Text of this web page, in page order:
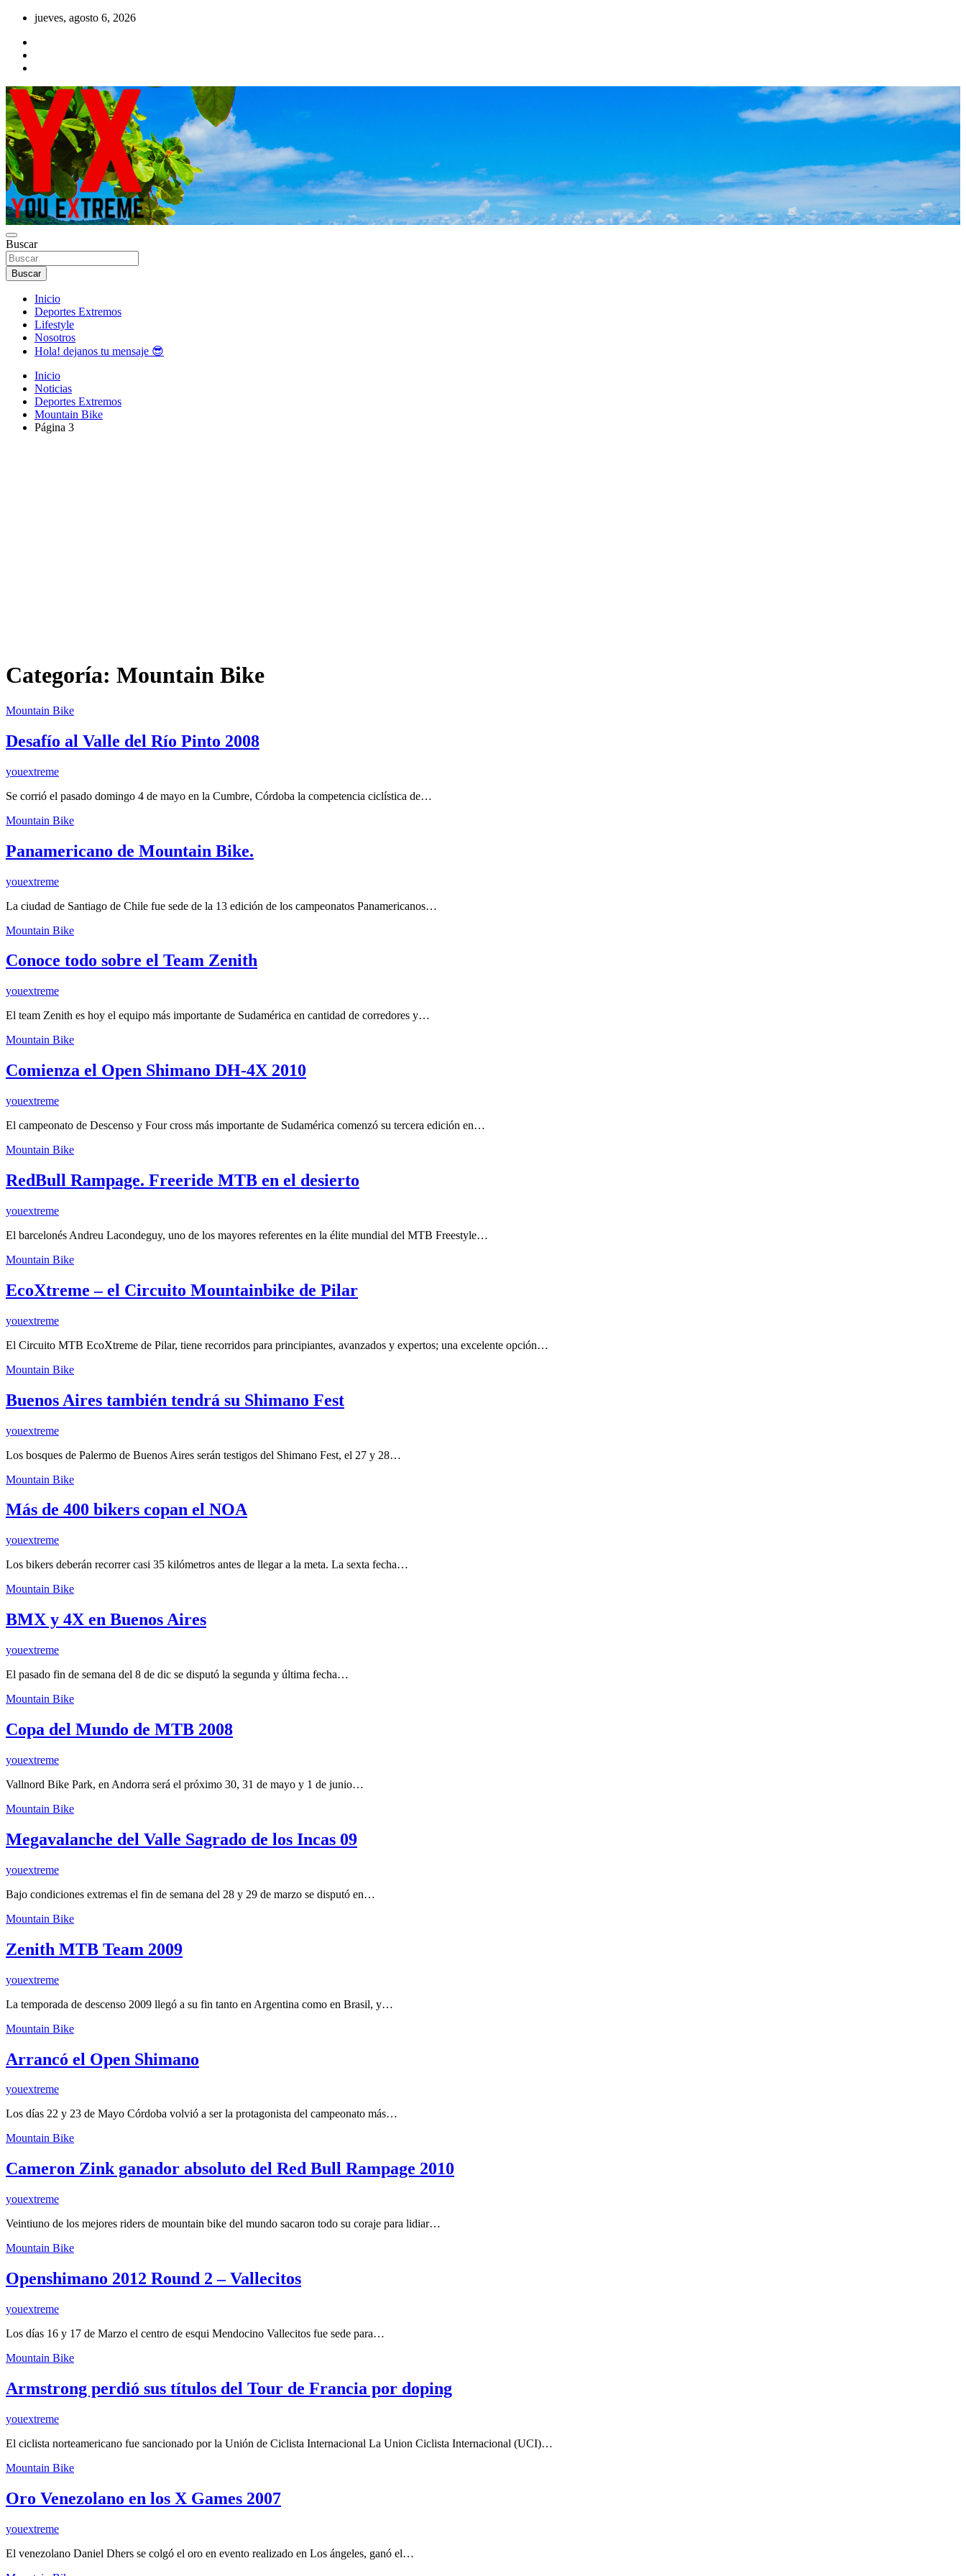
Saltar
contenido
jueves, agosto 6, 2026
YOU EXTREME
YX Deportes Extremos Lifestyle
Buscar
Buscar
Inicio
Deportes Extremos
Lifestyle
Nosotros
Hola! dejanos tu mensaje 😎
Inicio
Noticias
Deportes Extremos
Mountain Bike
Página 3
Categoría: Mountain Bike
Mountain Bike
Desafío al Valle del Río Pinto 2008
youextreme
Se corrió el pasado domingo 4 de mayo en la Cumbre, Córdoba la competencia ciclística de…
Mountain Bike
Panamericano de Mountain Bike.
youextreme
La ciudad de Santiago de Chile fue sede de la 13 edición de los campeonatos Panamericanos…
Mountain Bike
Conoce todo sobre el Team Zenith
youextreme
El team Zenith es hoy el equipo más importante de Sudamérica en cantidad de corredores y…
Mountain Bike
Comienza el Open Shimano DH-4X 2010
youextreme
El campeonato de Descenso y Four cross más importante de Sudamérica comenzó su tercera edición en…
Mountain Bike
RedBull Rampage. Freeride MTB en el desierto
youextreme
El barcelonés Andreu Lacondeguy, uno de los mayores referentes en la élite mundial del MTB Freestyle…
Mountain Bike
EcoXtreme – el Circuito Mountainbike de Pilar
youextreme
El Circuito MTB EcoXtreme de Pilar, tiene recorridos para principiantes, avanzados y expertos; una excelente opción…
Mountain Bike
Buenos Aires también tendrá su Shimano Fest
youextreme
Los bosques de Palermo de Buenos Aires serán testigos del Shimano Fest, el 27 y 28…
Mountain Bike
Más de 400 bikers copan el NOA
youextreme
Los bikers deberán recorrer casi 35 kilómetros antes de llegar a la meta. La sexta fecha…
Mountain Bike
BMX y 4X en Buenos Aires
youextreme
El pasado fin de semana del 8 de dic se disputó la segunda y última fecha…
Mountain Bike
Copa del Mundo de MTB 2008
youextreme
Vallnord Bike Park, en Andorra será el próximo 30, 31 de mayo y 1 de junio…
Mountain Bike
Megavalanche del Valle Sagrado de los Incas 09
youextreme
Bajo condiciones extremas el fin de semana del 28 y 29 de marzo se disputó en…
Mountain Bike
Zenith MTB Team 2009
youextreme
La temporada de descenso 2009 llegó a su fin tanto en Argentina como en Brasil, y…
Mountain Bike
Arrancó el Open Shimano
youextreme
Los días 22 y 23 de Mayo Córdoba volvió a ser la protagonista del campeonato más…
Mountain Bike
Cameron Zink ganador absoluto del Red Bull Rampage 2010
youextreme
Veintiuno de los mejores riders de mountain bike del mundo sacaron todo su coraje para lidiar…
Mountain Bike
Openshimano 2012 Round 2 – Vallecitos
youextreme
Los días 16 y 17 de Marzo el centro de esqui Mendocino Vallecitos fue sede para…
Mountain Bike
Armstrong perdió sus títulos del Tour de Francia por doping
youextreme
El ciclista norteamericano fue sancionado por la Unión de Ciclista Internacional La Union Ciclista Internacional (UCI)…
Mountain Bike
Oro Venezolano en los X Games 2007
youextreme
El venezolano Daniel Dhers se colgó el oro en evento realizado en Los ángeles, ganó el…